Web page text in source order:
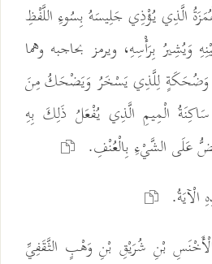
الَّذِي يُؤْذِي جَلِيسَهُ بِسُوءِ اللَّفْظِ
وَيُشِيرُ بِرَأْسِهِ، ويرمز بحاجبه وهما
وَضُحَكَةٍ لِلَّذِي يَسْخَرُ وَيَضْحَكُ مِنَ
سَاكِنَةُ الْمِيمِ الَّذِي يُفْعَلُ ذَلِكَ بِهِ
عَلَى الشَّيْءِ بِالْعُنْفِ.
بْنِ شُرَيْقِ بْنِ وَهْبٍ الثَّقَفِيِّ